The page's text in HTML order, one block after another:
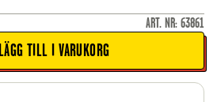
ART. NR: 63861
LÄGG TILL I VARUKORG